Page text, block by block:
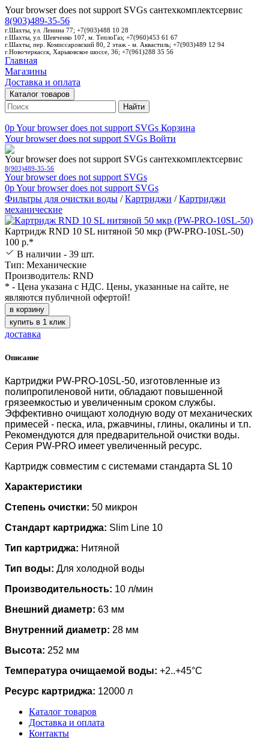
Your browser does not support SVGs сантехкомплектсервис
8(903)489-35-56
г.Шахты, ул. Ленина 77; +7(903)488 10 28
г.Шахты, ул. Шевченко 107, м. ТеплоГаз; +7(960)453 61 67
г.Шахты, пер. Комиссаровский 80, 2 этаж - м. Аквастиль; +7(903)489 12 94
г.Новочеркасск, Харьковское шоссе, 36; +7(961)288 35 56
Главная
Магазины
Доставка и оплата
Каталог товаров
Найти
0pYour browser does not support SVGs Корзина
Your browser does not support SVGs Войти
Your browser does not support SVGs сантехкомплектсервис
8(903)489-35-56
Your browser does not support SVGs
0pYour browser does not support SVGs
Фильтры для очистки воды /Картриджи /Картриджи
механические
Картридж RND 10 SL нитяной 50 мкр (PW-PRO-10SL-50)
100 р.*
В наличии - 39 шт.
Тип: Механические
Производитель: RND
* - Цена указана с НДС. Цены, указанные на сайте, не
являются публичной офертой!
в корзину
купить в 1 клик
доставка
Описание
Картриджи PW-PRO-10SL-50, изготовленные из
полипропиленовой нити, обладают повышенной
грязеемкостью и увеличенным сроком службы.
Эффективно очищают холодную воду от механических
примесей - песка, ила, ржавчины, глины, окалины и т.п.
Рекомендуются для предварительной очистки воды.
Серия PW-PRO имеет увеличенный ресурс.
Картридж совместим с системами стандарта SL 10
Характеристики
Степень очистки: 50 микрон
Стандарт картриджа: Slim Line 10
Тип картриджа: Нитяной
Тип воды: Для холодной воды
Производительность: 10 л/мин
Внешний диаметр: 63 мм
Внутренний диаметр: 28 мм
Высота: 252 мм
Температура очищаемой воды: +2..+45°С
Ресурс картриджа: 12000 л
Каталог товаров
Доставка и оплата
Контакты